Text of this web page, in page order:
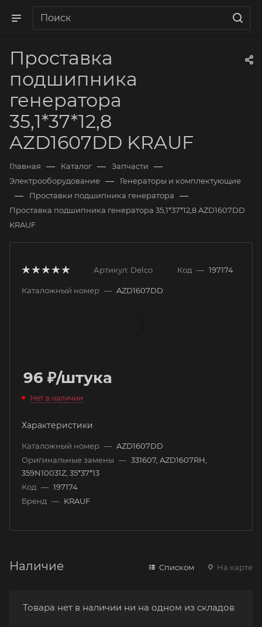
Проставка
подшипника
генератора
35,1*37*12,8
AZD1607DD KRAUF
Главная — Каталог — Запчасти —
Электрооборудование — Генераторы и комплектующие
— Проставки подшипника генератора —
Проставка подшипника генератора 35,1*37*12,8 AZD1607DD
KRAUF
Артикул: Delco Код — 197174
Каталожный номер — AZD1607DD
96 ₽/штука
Нет в наличии
Характеристики
Каталожный номер — AZD1607DD
Оригинальные замены — 331607, AZD1607RH,
359N10031Z, 35*37*13
Код — 197174
Бренд — KRAUF
Наличие Списком На карте
Товара нет в наличии ни на одном из складов